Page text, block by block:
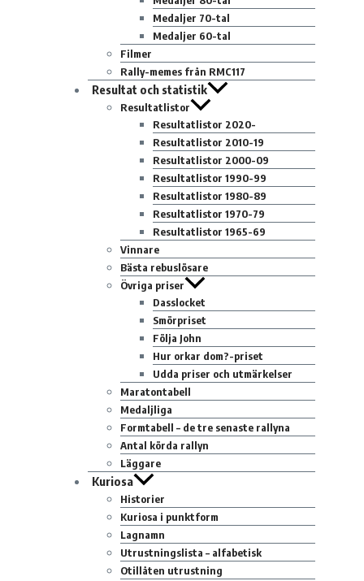
Medaljer 70-tal
Medaljer 60-tal
Filmer
Rally-memes från RMC117
Resultat och statistik
Resultatlistor
Resultatlistor 2020-
Resultatlistor 2010-19
Resultatlistor 2000-09
Resultatlistor 1990-99
Resultatlistor 1980-89
Resultatlistor 1970-79
Resultatlistor 1965-69
Vinnare
Bästa rebuslösare
Övriga priser
Dasslocket
Smörpriset
Följa John
Hur orkar dom?-priset
Udda priser och utmärkelser
Maratontabell
Medaljliga
Formtabell – de tre senaste rallyna
Antal körda rallyn
Läggare
Kuriosa
Historier
Kuriosa i punktform
Lagnamn
Utrustningslista – alfabetisk
Otillåten utrustning